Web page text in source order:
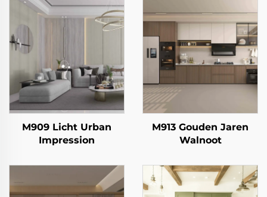
M909 Licht Urban
Impression
M913 Gouden Jaren
Walnoot